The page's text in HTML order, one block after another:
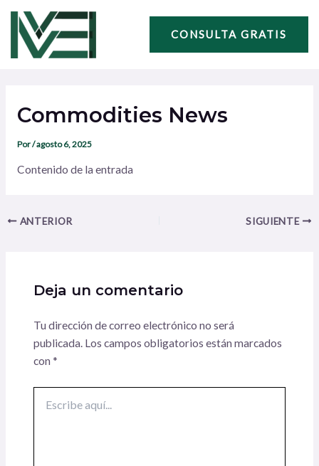
contenido
CONSULTA GRATIS
Commodities News
Por/agosto 6, 2025
Contenido de la entrada
entradas
ANTERIOR SIGUIENTE
Deja un comentario
Tu dirección de correo electrónico no será
publicada. Los campos obligatorios están marcados
con *
aquí...